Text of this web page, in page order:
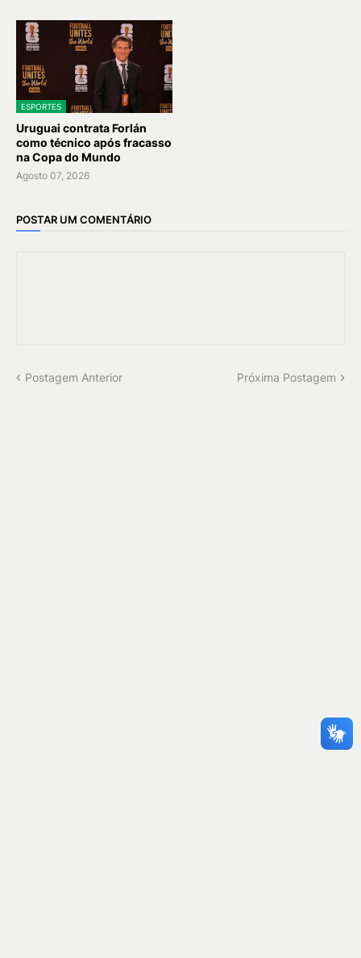
ESPORTES
Uruguai contrata Forlán
como técnico após fracasso
na Copa do Mundo
Agosto 07, 2026
POSTAR UM COMENTÁRIO
Postagem Anterior Próxima Postagem